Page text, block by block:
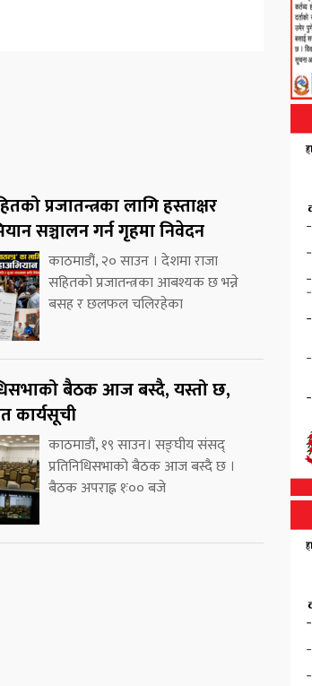
प्रजातन्त्रका लागि हस्ताक्षर
सञ्चालन गर्न गृहमा निवेदन
काठमाडौं, २० साउन । देशमा राजा
सहितको प्रजातन्त्रका आबश्यक छ भन्ने
बसह र छलफल चलिरहेका
बैठक आज बस्दै, यस्तो छ,
कार्यसूची
काठमाडौं, १९ साउन। सङ्घीय संसद्
प्रतिनिधिसभाको बैठक आज बस्दै छ ।
बैठक अपराह्न १ः०० बजे